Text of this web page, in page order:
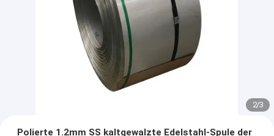
2/3
Polierte 1.2mm SS kaltgewalzte Edelstahl-Spule der